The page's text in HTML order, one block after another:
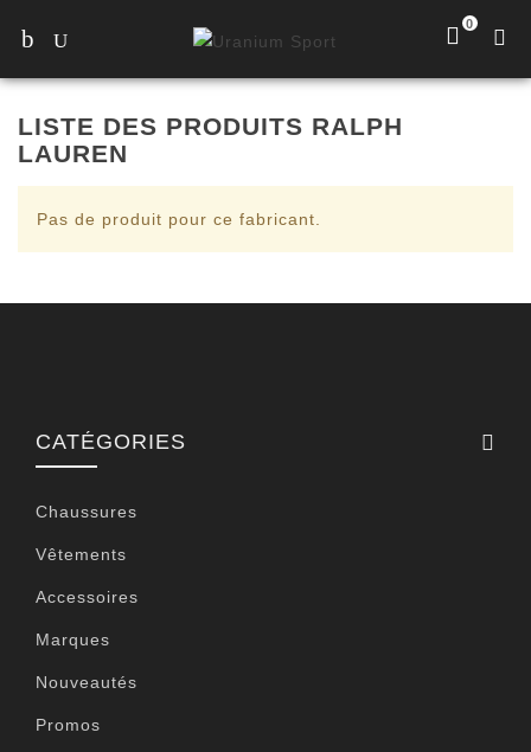
0
LISTE DES PRODUITS RALPH
LAUREN
Pas de produit pour ce fabricant.
CATÉGORIES
Chaussures
Vêtements
Accessoires
Marques
Nouveautés
Promos